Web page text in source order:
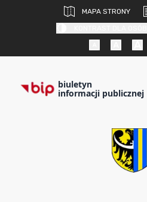
MAPA STRONY
biuletyn
informacji publicznej